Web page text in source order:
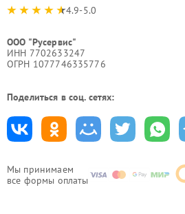
Мы принимаем
все формы оплаты
4.9-5.0
ООО "Русервис"
ИНН 7702633247
ОГРН 1077746335776
Поделиться в соц. сетях: